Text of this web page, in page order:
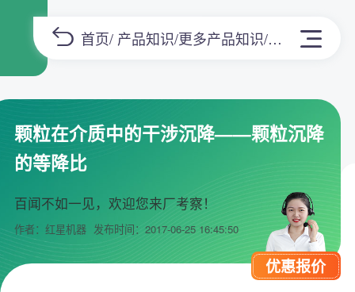
首页/ 产品知识/更多产品知识/正文
颗粒在介质中的干涉沉降——颗粒沉降
的等降比
百闻不如一见，欢迎您来厂考察！
作者：红星机器 发布时间：2017-06-25 16:45:50
优惠报价